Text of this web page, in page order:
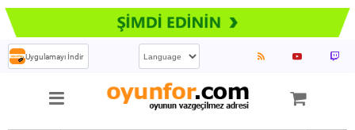
Uygulamayı İndir